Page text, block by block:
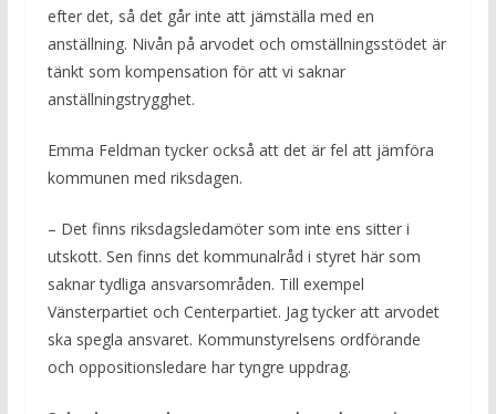
efter det, så det går inte att jämställa med en
anställning. Nivån på arvodet och omställningsstödet är
tänkt som kompensation för att vi saknar
anställningstrygghet.
Emma Feldman tycker också att det är fel att jämföra
kommunen med riksdagen.
– Det finns riksdagsledamöter som inte ens sitter i
utskott. Sen finns det kommunalråd i styret här som
saknar tydliga ansvarsområden. Till exempel
Vänsterpartiet och Centerpartiet. Jag tycker att arvodet
ska spegla ansvaret. Kommunstyrelsens ordförande
och oppositionsledare har tyngre uppdrag.